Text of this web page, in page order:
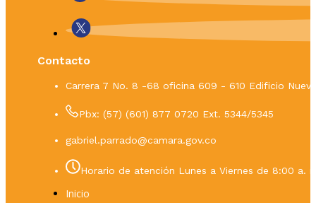
Contacto
Carrera 7 No. 8 -68 oficina 609 - 610 Edificio
Pbx: (57) (601) 877 0720 Ext. 5344/5345
gabriel.parrado@camara.gov.co
Horario de atención Lunes a Viernes de 8:00 a.
Inicio